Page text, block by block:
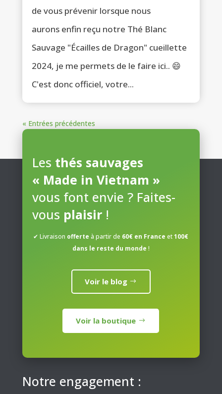
de vous prévenir lorsque nous
aurons enfin reçu notre Thé Blanc
Sauvage "Écailles de Dragon" cueillette
2024, je me permets de le faire ici.. 😄
C'est donc officiel, votre...
« Entrées précédentes
Les thés sauvages
« Made in Vietnam »
vous font envie ? Faites-
vous plaisir!
✔ Livraison offerte à partir de 60€ en France et100€
dans le reste du monde !
Voir le blog
Voir la boutique
Notre engagement :